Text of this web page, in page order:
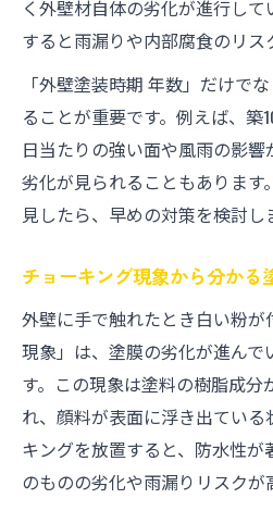
く外壁材自体の劣化が進行し
すると雨漏りや内部腐食のリス
「外壁塗装時期 年数」だけで
ることが重要です。例えば、築
日当たりの強い面や風雨の影
劣化が見られることもあります
見したら、早めの対策を検討し
チョーキング現象から分かる
外壁に手で触れたとき白い粉
現象」は、塗膜の劣化が進んで
す。この現象は塗料の樹脂成分
れ、顔料が表面に浮き出ている
キングを放置すると、防水性
のものの劣化や雨漏りリスクが